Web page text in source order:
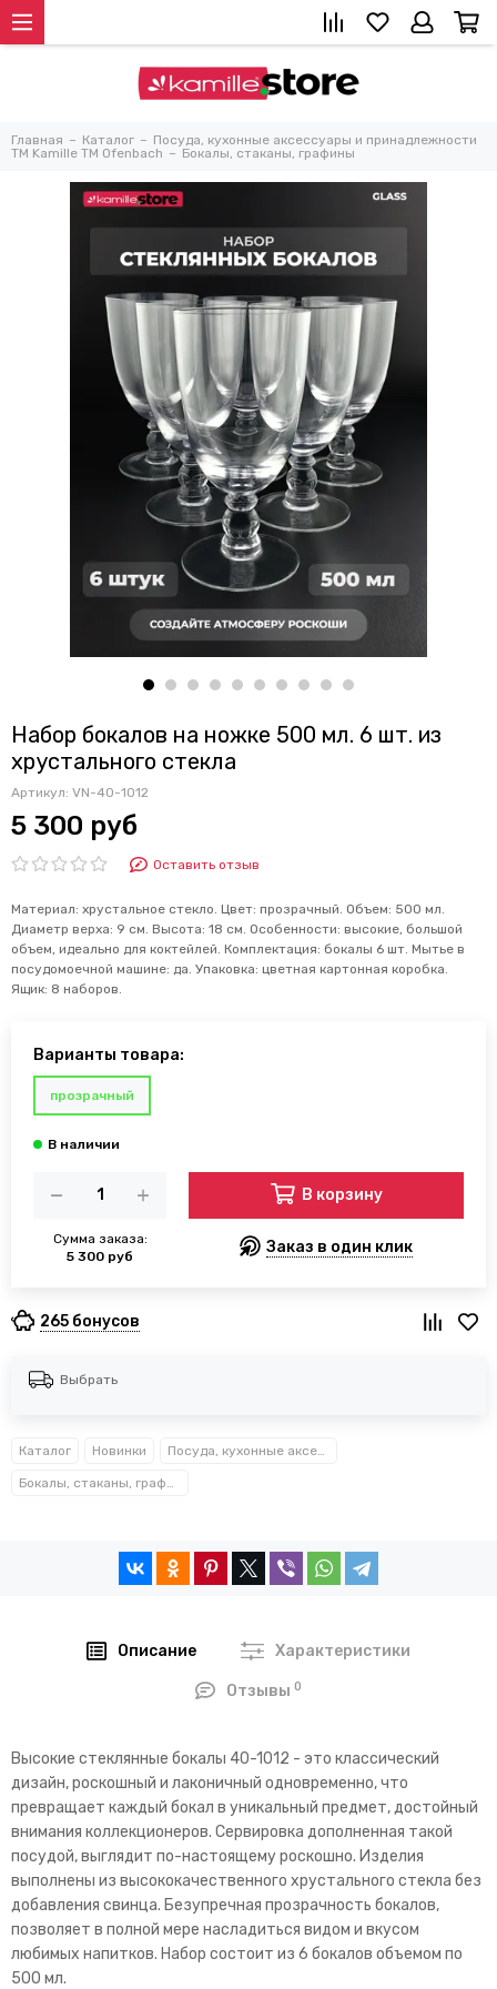
Главная Каталог
Посуда, кухонные аксессуары и принадлежности
TM Kamille TM Ofenbach
Бокалы, стаканы, графины
Набор бокалов на ножке 500 мл. 6 шт. из
хрустального стекла
Артикул: VN-40-1012
5 300 руб
Оставить отзыв
Материал: хрустальное стекло. Цвет: прозрачный. Объем: 500 мл.
Диаметр верха: 9 см. Высота: 18 см. Особенности: высокие, большой
объем, идеально для коктейлей. Комплектация: бокалы 6 шт. Мытье в
посудомоечной машине: да. Упаковка: цветная картонная коробка.
Ящик: 8 наборов.
Варианты товара:
прозрачный
Сумма заказа:
5 300 руб
В корзину
Заказ в один клик
265 бонусов
Выбрать
Каталог Новинки Посуда, кухонные аксессуары и принадлежности TM Kamille TM Ofenbach
Бокалы, стаканы, графины
Описание Характеристики
Отзывы0
Высокие стеклянные бокалы 40-1012 - это классический
дизайн, роскошный и лаконичный одновременно, что
превращает каждый бокал в уникальный предмет, достойный
внимания коллекционеров. Сервировка дополненная такой
посудой, выглядит по-настоящему роскошно. Изделия
выполнены из высококачественного хрустального стекла без
добавления свинца. Безупречная прозрачность бокалов,
позволяет в полной мере насладиться видом и вкусом
любимых напитков. Набор состоит из 6 бокалов объемом по
500 мл.